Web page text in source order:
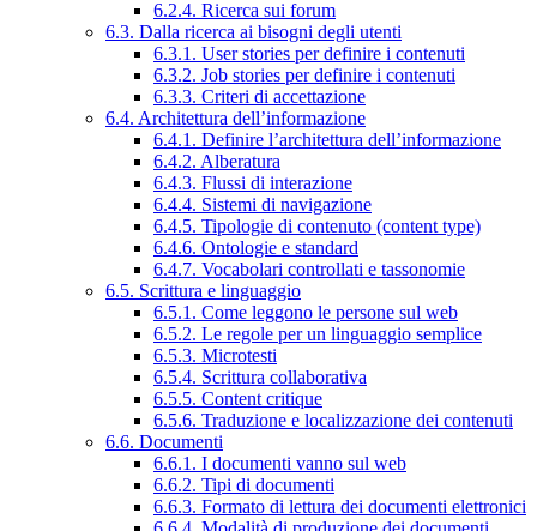
6.2.4. Ricerca sui forum
6.3. Dalla ricerca ai bisogni degli utenti
6.3.1. User stories per definire i contenuti
6.3.2. Job stories per definire i contenuti
6.3.3. Criteri di accettazione
6.4. Architettura dell’informazione
6.4.1. Definire l’architettura dell’informazione
6.4.2. Alberatura
6.4.3. Flussi di interazione
6.4.4. Sistemi di navigazione
6.4.5. Tipologie di contenuto (content type)
6.4.6. Ontologie e standard
6.4.7. Vocabolari controllati e tassonomie
6.5. Scrittura e linguaggio
6.5.1. Come leggono le persone sul web
6.5.2. Le regole per un linguaggio semplice
6.5.3. Microtesti
6.5.4. Scrittura collaborativa
6.5.5. Content critique
6.5.6. Traduzione e localizzazione dei contenuti
6.6. Documenti
6.6.1. I documenti vanno sul web
6.6.2. Tipi di documenti
6.6.3. Formato di lettura dei documenti elettronici